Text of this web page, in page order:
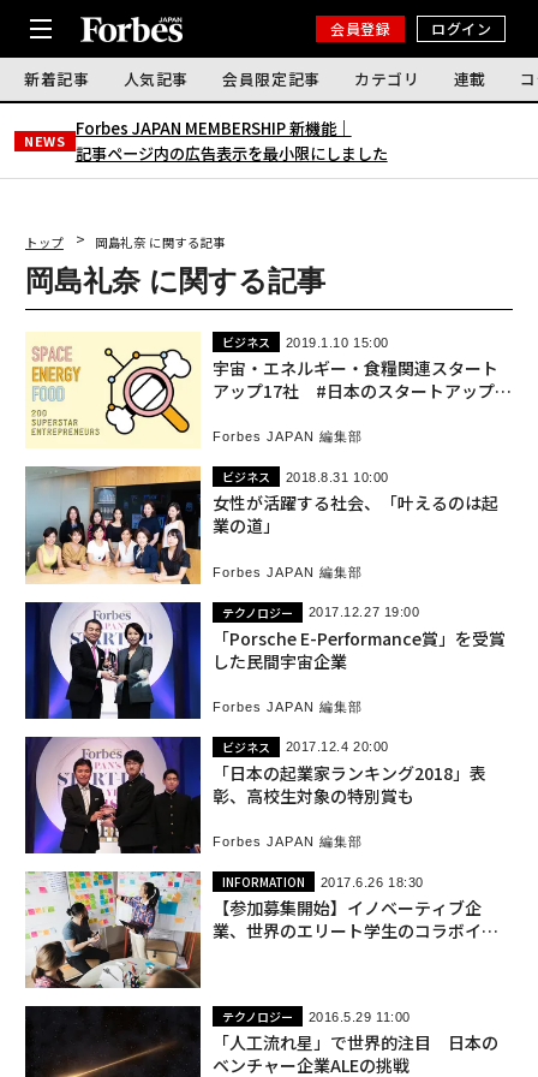
会員登録 ログイン
新着記事 人気記事 会員限定記事 カテゴリ 連載
NEWS
Forbes JAPAN MEMBERSHIP 新機能｜
記事ページ内の広告表示を最小限にしました
トップ 岡島礼奈 に関する記事
岡島礼奈 に関する記事
ビジネス 2019.1.10 15:00
宇宙・エネルギー・食糧関連スタート
アップ17社 #日本のスタートアップ図
Forbes JAPAN 編集部
ビジネス 2018.8.31 10:00
女性が活躍する社会、「叶えるのは起
業の道」
Forbes JAPAN 編集部
テクノロジー 2017.12.27 19:00
「Porsche E-Performance賞」を受賞
した民間宇宙企業
Forbes JAPAN 編集部
ビジネス 2017.12.4 20:00
「日本の起業家ランキング2018」表
彰、高校生対象の特別賞も
Forbes JAPAN 編集部
INFORMATION 2017.6.26 18:30
【参加募集開始】イノベーティブ企
業、世界のエリート学生のコラボイベ
テクノロジー 2016.5.29 11:00
「人工流れ星」で世界的注目 日本の
ベンチャー企業ALEの挑戦